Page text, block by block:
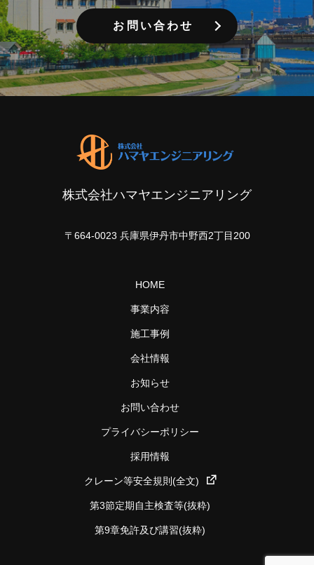
お問い合わせ
株式会社ハマヤエンジニアリング
〒664-0023 兵庫県伊丹市中野西2丁目200
HOME
事業内容
施工事例
会社情報
お知らせ
お問い合わせ
プライバシーポリシー
採用情報
クレーン等安全規則(全文)
第3節定期自主検査等(抜粋)
第9章免許及び講習(抜粋)